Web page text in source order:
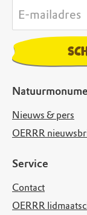
Nieuws & pers
OERRR
Service
Contact
OERRR
E-mailadres